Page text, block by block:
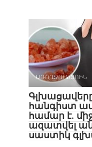
ԱՌՈՂՋՈՒԹՅՈԻՆ
Գլխացավերը
հանգիստ
համար է.
ազատվել
սաստիկ